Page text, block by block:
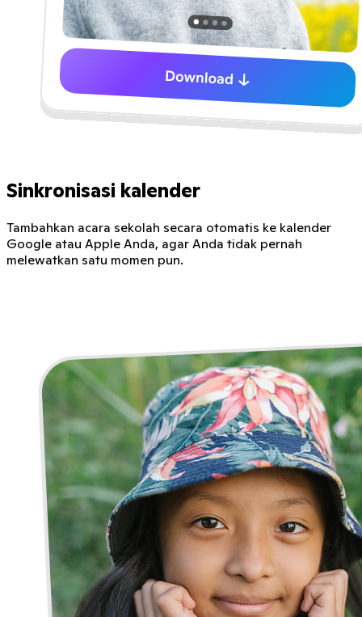
Sinkronisasi kalender
Tambahkan acara sekolah secara otomatis ke kalender
Google atau Apple Anda, agar Anda tidak pernah
melewatkan satu momen pun.